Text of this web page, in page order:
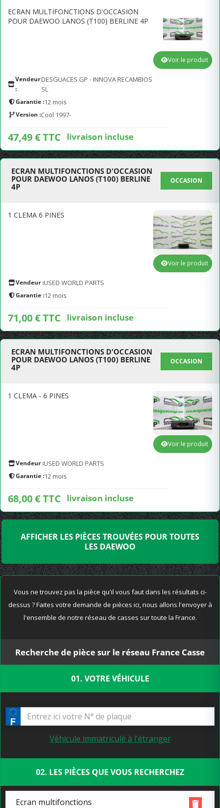
ECRAN MULTIFONCTIONS D'OCCASION
POUR DAEWOO LANOS (T100) BERLINE 4P
Vendeur
:
DESGUACES GP - INNOVA RECAMBIOS
SL
Garantie :12 mois
Version :Cool 1997-
47,49 € TTC livraison incluse
Voir le produit
ECRAN MULTIFONCTIONS D'OCCASION
POUR DAEWOO LANOS (T100) BERLINE
4P
OCCASION
1 CLEMA 6 PINES
Vendeur :USED WORLD PARTS
Garantie :12 mois
71,00 € TTC livraison incluse
Voir le produit
ECRAN MULTIFONCTIONS D'OCCASION
POUR DAEWOO LANOS (T100) BERLINE
4P
OCCASION
1 CLEMA - 6 PINES
Vendeur :USED WORLD PARTS
Garantie :12 mois
68,00 € TTC livraison incluse
Voir le produit
AFFICHER LES PIÈCES TROUVÉES POUR TOUTES
LES DAEWOO
Vous ne trouvez pas la pièce qu'il vous faut dans les résultats ci-
dessus ? Faites votre demande de pièces ici, nous allons l'envoyer à
l'ensemble de notre réseau de casses sur toute la France.
Recherche de pièce sur le réseau France Casse
01. VOTRE VÉHICULE
Véhicule immatriculé à l'étranger
02. LES PIÈCES QUE VOUS RECHERCHEZ
Ecran multifonctions